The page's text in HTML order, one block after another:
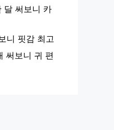
달 써보니 카
니 핏감 최고
써보니 귀 편